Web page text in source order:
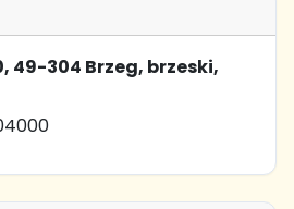
49-304 Brzeg, brzeski,